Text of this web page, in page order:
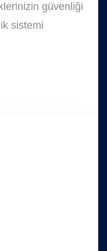
güvenliği
sistemi